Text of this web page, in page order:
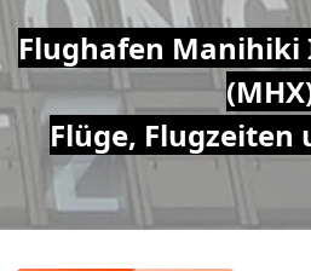
Air
Traffic
Live
Flughafen
Flüge, Flugzeiten